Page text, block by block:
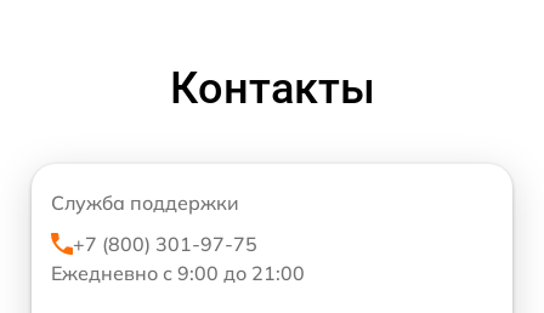
Контакты
Служба поддержки
+7 (800) 301-97-75
Ежедневно с 9:00 до 21:00